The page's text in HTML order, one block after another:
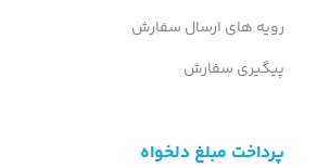
رویه های ارسال سفارش
پیگیری سفارش
پرداخت مبلغ دلخواه